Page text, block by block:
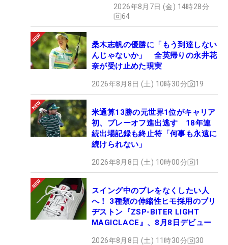
ュー
2026年8月7日 (金) 14時28分
64
桑木志帆の優勝に「もう到達しない
んじゃないか」 全英帰りの永井花
奈が受け止めた現実
2026年8月8日 (土) 10時30分 19
米通算13勝の元世界1位がキャリア
初、プレーオフ進出逃す 18年連
続出場記録も終止符「何事も永遠に
続けられない」
2026年8月8日 (土) 10時00分 1
スイング中のブレをなくしたい人
へ！ 3種類の伸縮性ヒモ採用のブリ
ヂストン『ZSP-BITER LIGHT
MAGICLACE』、8月8日デビュー
2026年8月8日 (土) 11時30分 30